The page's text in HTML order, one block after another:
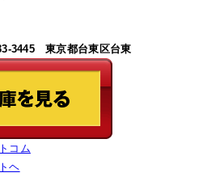
3445 東京都台東区台東
コム
ヘ